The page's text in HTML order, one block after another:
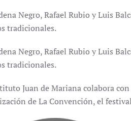
Negro, Rafael Rubio y Luis
tradicionales.
Negro, Rafael Rubio y Luis
tradicionales.
Juan de Mariana colabora
de La Convención, el